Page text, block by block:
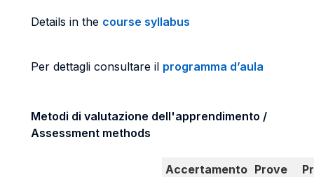
Details in the course syllabus
Per dettagli consultare il programma d’aula
Metodi di valutazione dell'apprendimento /
Assessment methods
Accertamento Prove